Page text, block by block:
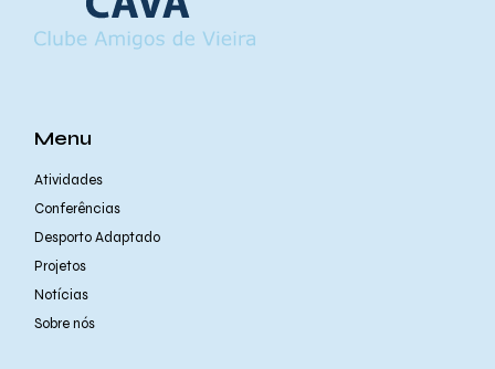
Menu
Atividades
Conferências
Desporto Adaptado
Projetos
Notícias
Sobre nós